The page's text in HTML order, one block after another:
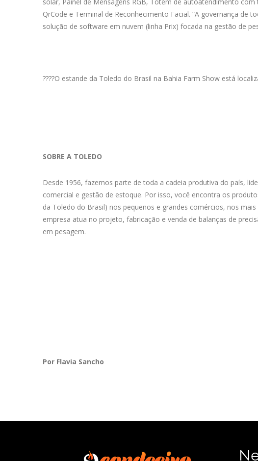
QrCode e Terminal de Reconhecimento Facial. “A governança de
solução de software em nuvem (linha Prix) focada na gestão de
????O estande da Toledo do Brasil na Bahia Farm Show está
SOBRE A TOLEDO
Desde 1956, fazemos parte de toda a cadeia produtiva do país,
comercial e gestão de estoque. Por isso, você encontra os
da Toledo do Brasil) nos pequenos e grandes comércios, nos
empresa atua no projeto, fabricação e venda de balanças de
em pesagem.
Por Flavia Sancho